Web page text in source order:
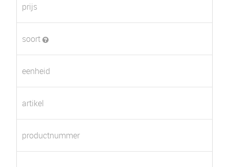
prijs
soort
eenheid
artikel
productnummer